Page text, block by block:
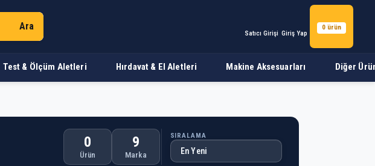
Ara
Satıcı Girişi Giriş Yap
0 ürün
Test & Ölçüm Aletleri Hırdavat & El Aletleri Makine Aksesuarları Diğer
0
Ürün
9
Marka
SIRALAMA